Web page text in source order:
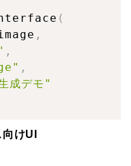
(
,
,
,
成デモ"
けUI